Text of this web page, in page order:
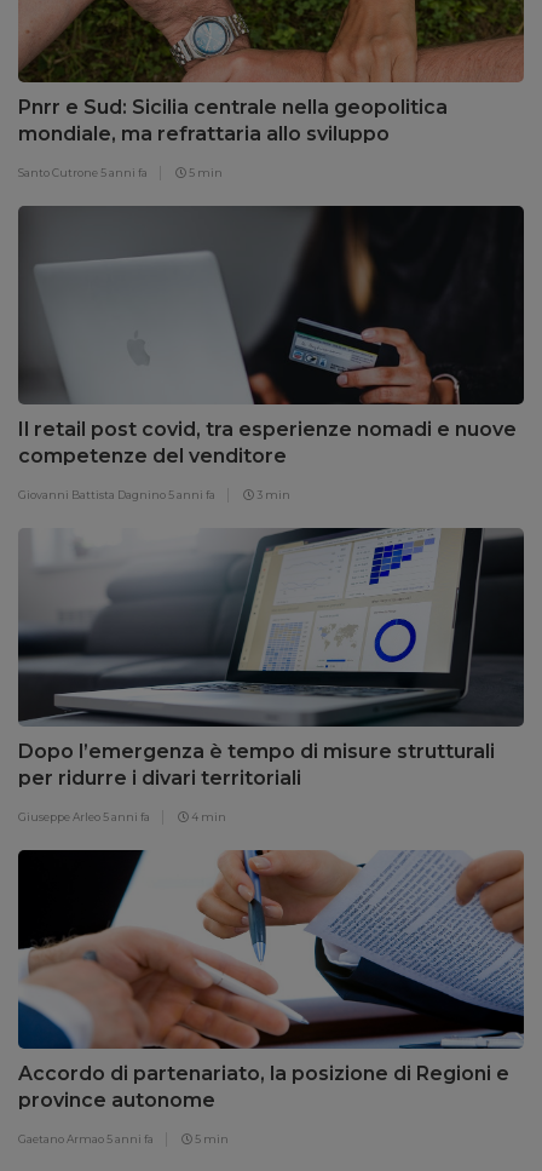
Pnrr e Sud: Sicilia centrale nella geopolitica
mondiale, ma refrattaria allo sviluppo
Santo Cutrone 5 anni fa 5 min
Il retail post covid, tra esperienze nomadi e nuove
competenze del venditore
Giovanni Battista Dagnino 5 anni fa 3 min
Dopo l’emergenza è tempo di misure strutturali
per ridurre i divari territoriali
Giuseppe Arleo 5 anni fa 4 min
Accordo di partenariato, la posizione di Regioni e
province autonome
Gaetano Armao 5 anni fa 5 min